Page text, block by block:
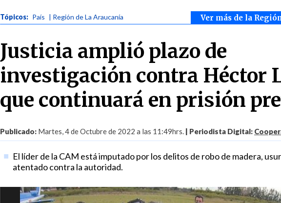
Ver más de la
Tópicos: País | Región de La Araucanía
Justicia amplió plazo de
investigación contra Héctor
que continuará en prisión
Publicado: Martes, 4 de Octubre de 2022 a las 11:49hrs. | Periodista Digital:
El líder de la CAM está imputado por los delitos de robo de madera,
atentado contra la autoridad.